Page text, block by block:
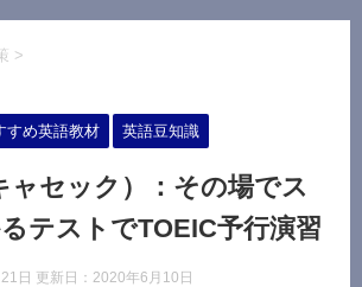
>
すめ英語教材 英語豆知識
ャセック）：その場でス
テストでTOEIC予行演習
日 更新日： 2020年6月10日